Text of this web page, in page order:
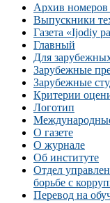
Архив номеров
Выпускники
Газета «Ijodiy
Главный
Для
Зарубежные
Зарубежные
Критерии
Логотип
О газете
О журнале
Об институте
Отдел
борьбе с
Перевод на